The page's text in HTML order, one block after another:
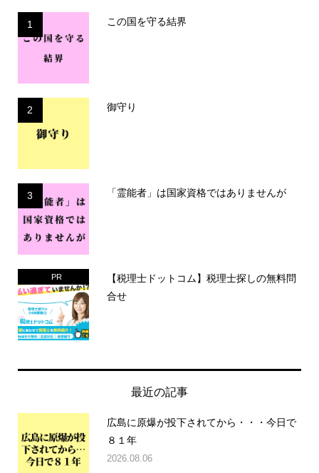
1 この国を守る結界
2 御守り
3 「霊能者」は国家資格ではありませんが
PR
【税理士ドットコム】税理士探しの無料問
合せ
最近の記事
広島に原爆が投下されてから・・・今日で
８１年
2026.08.06